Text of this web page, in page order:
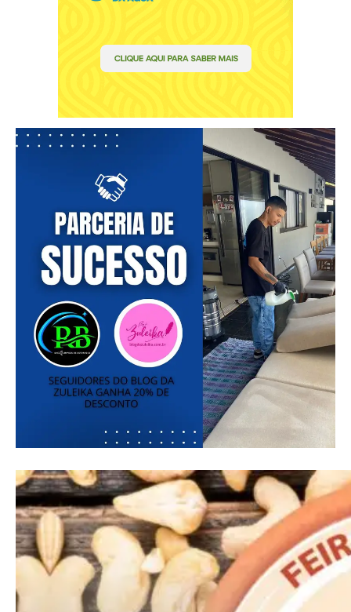
━ pricing plans
Free
Included for free:
Etiam est nibh, lobortis sit
Praesent euismod ac
Ut mollis pellentesque tortor
Nullam eu erat condimentum
Donec quis est ac felis